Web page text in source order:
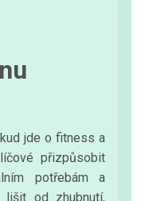
jde o fitness a
přizpůsobit
potřebám a
lišit od zhubnutí,